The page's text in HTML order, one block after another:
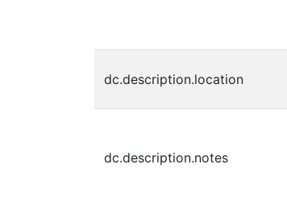
dc.description.location
dc.description.notes